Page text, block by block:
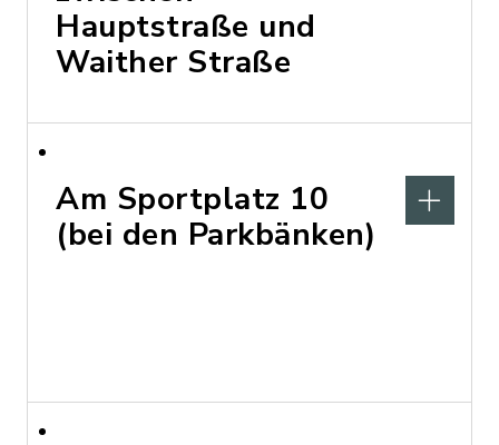
Hauptstraße und
Waither Straße
Am Sportplatz 10
(bei den Parkbänken)